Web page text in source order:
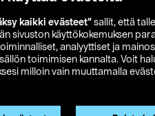
kaikki evästeet” sallit, että
sivuston käyttökokemuksen
analyyttiset ja
toimimisen kannalta. Voit
milloin vain muuttamalla